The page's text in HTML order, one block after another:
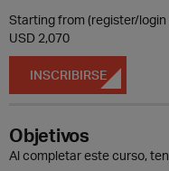
Starting from (register/
USD 2,070
INSCRIBIRSE
Objetivos
Al completar este curso,